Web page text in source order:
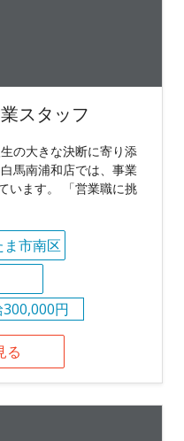
スタッフ
の大きな決断に寄り添
馬南浦和店では、事業
います。 「営業職に挑
ま市南区
300,000円
る